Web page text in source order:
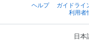
ヘルプ
ガイドライ
利用者
日本